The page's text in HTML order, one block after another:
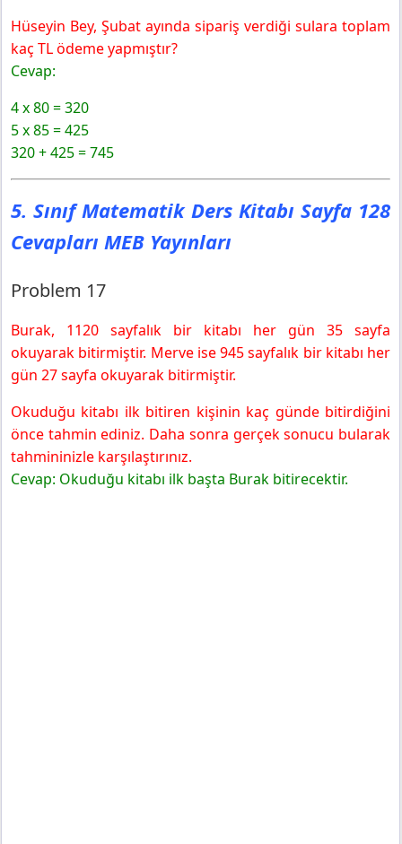
Hüseyin Bey, Şubat ayında sipariş verdiği sulara toplam
kaç TL ödeme yapmıştır?
Cevap:
4 x 80 = 320
5 x 85 = 425
320 + 425 = 745
5. Sınıf Matematik Ders Kitabı Sayfa 128
Cevapları MEB Yayınları
Problem 17
Burak, 1120 sayfalık bir kitabı her gün 35 sayfa
okuyarak bitirmiştir. Merve ise 945 sayfalık bir kitabı her
gün 27 sayfa okuyarak bitirmiştir.
Okuduğu kitabı ilk bitiren kişinin kaç günde bitirdiğini
önce tahmin ediniz. Daha sonra gerçek sonucu bularak
tahmininizle karşılaştırınız.
Cevap: Okuduğu kitabı ilk başta Burak bitirecektir.